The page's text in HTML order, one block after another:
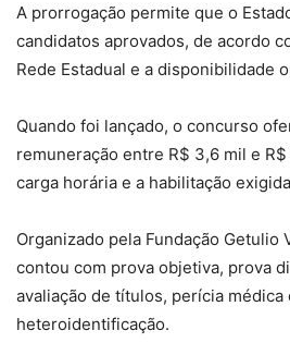
A prorrogação permite que o
candidatos aprovados, de acordo
Rede Estadual e a disponibilidade
Quando foi lançado, o concurso
remuneração entre R$ 3,6 mil e
carga horária e a habilitação
Organizado pela Fundação Getulio
contou com prova objetiva, prova
avaliação de títulos, perícia
heteroidentificação.